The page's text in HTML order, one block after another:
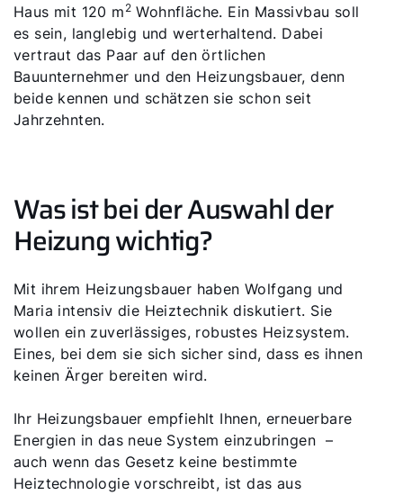
Haus mit 120 m 2 Wohnfläche. Ein Massivbau soll
es sein, langlebig und werterhaltend. Dabei
vertraut das Paar auf den örtlichen
Bauunternehmer und den Heizungsbauer, denn
beide kennen und schätzen sie schon seit
Jahrzehnten.
Was ist bei der Auswahl der
Heizung wichtig?
Mit ihrem Heizungsbauer haben Wolfgang und
Maria intensiv die Heiztechnik diskutiert. Sie
wollen ein zuverlässiges, robustes Heizsystem.
Eines, bei dem sie sich sicher sind, dass es ihnen
keinen Ärger bereiten wird.
Ihr Heizungsbauer empfiehlt Ihnen, erneuerbare
Energien in das neue System einzubringen –
auch wenn das Gesetz keine bestimmte
Heiztechnologie vorschreibt, ist das aus